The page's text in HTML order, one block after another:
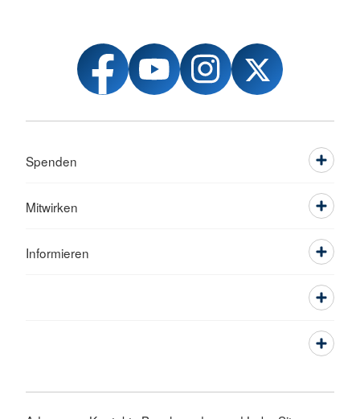
Spenden
Mitwirken
Informieren